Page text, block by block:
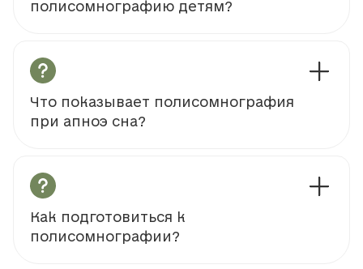
полисомнографию детям?
Что показывает полисомнография
при апноэ сна?
Как подготовиться к
полисомнографии?